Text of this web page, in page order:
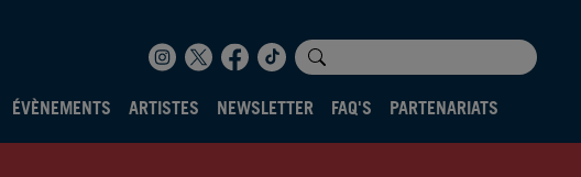
ÉVÈNEMENTS ARTISTES NEWSLETTER FAQ'S PARTENARIATS